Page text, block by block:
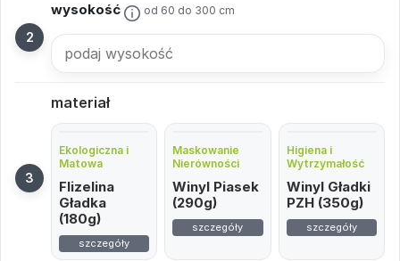
wysokość od 60 do 300 cm
materiał
Ekologiczna i
Matowa
Flizelina
Gładka
(180g)
szczegóły
Maskowanie
Nierówności
Winyl Piasek
(290g)
szczegóły
Higiena i
Wytrzymałość
Winyl Gładki
PZH (350g)
szczegóły